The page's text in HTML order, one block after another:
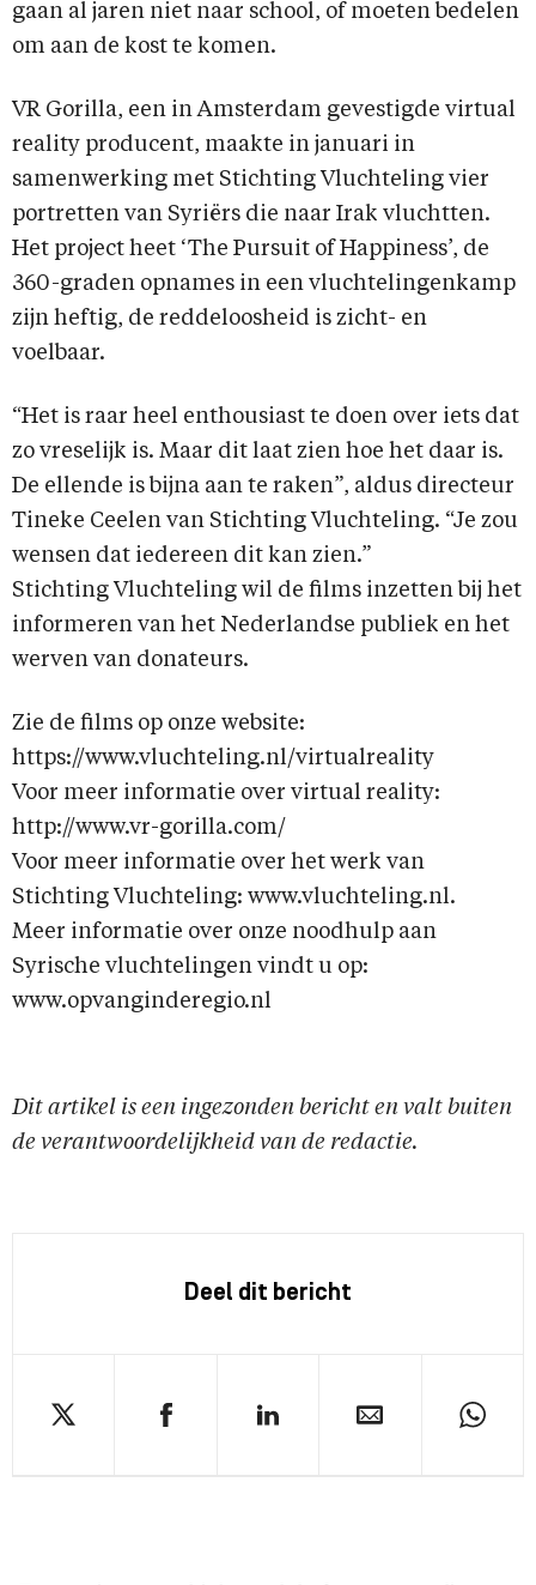
gaan al jaren niet naar school, of moeten bedelen
om aan de kost te komen.
VR Gorilla, een in Amsterdam gevestigde virtual
reality producent, maakte in januari in
samenwerking met Stichting Vluchteling vier
portretten van Syriërs die naar Irak vluchtten.
Het project heet ‘The Pursuit of Happiness’, de
360-graden opnames in een vluchtelingenkamp
zijn heftig, de reddeloosheid is zicht- en
voelbaar.
“Het is raar heel enthousiast te doen over iets dat
zo vreselijk is. Maar dit laat zien hoe het daar is.
De ellende is bijna aan te raken”, aldus directeur
Tineke Ceelen van Stichting Vluchteling. “Je zou
wensen dat iedereen dit kan zien.”
Stichting Vluchteling wil de films inzetten bij het
informeren van het Nederlandse publiek en het
werven van donateurs.
Zie de films op onze website:
https://www.vluchteling.nl/virtualreality
Voor meer informatie over virtual reality:
http://www.vr-gorilla.com/
Voor meer informatie over het werk van
Stichting Vluchteling: www.vluchteling.nl.
Meer informatie over onze noodhulp aan
Syrische vluchtelingen vindt u op:
www.opvanginderegio.nl
Dit artikel is een ingezonden bericht en valt buiten
de verantwoordelijkheid van de redactie.
Deel dit bericht